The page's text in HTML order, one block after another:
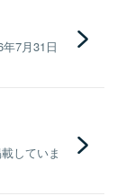
7月31日
していま